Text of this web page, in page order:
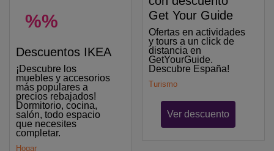
%%
Descuentos IKEA
¡Descubre los
muebles y accesorios
más populares a
precios rebajados!
Dormitorio, cocina,
salón, todo espacio
que necesites
completar.
Hogar
Get Your Guide
Ofertas en actividades
y tours a un click de
distancia en
GetYourGuide.
Descubre España!
Turismo
Ver descuento